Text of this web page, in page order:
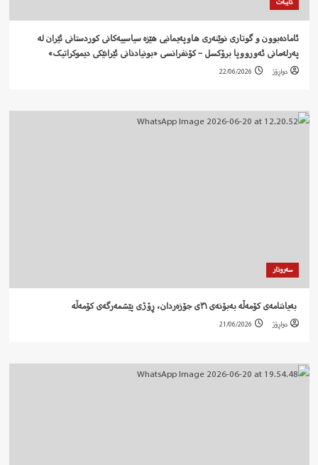
ئامادەبوون و گوتاری نوێنەری هاوپەیمانیی هێزە سیاسییەکانی کوردستانی ئێران لە
پەرلەمانی ئەورووپا برۆکسل – کۆنفرانسی «بونیادنانی ئێرانێکی دیموکراتیک»
دواڕۆژ 22/06/2026
سەروتار
‍ بەیاننامەی کۆمەڵە بەبۆنەی ٣١ی جۆزەردان، ڕۆژی پێشمەرگەی کۆمەڵە
دواڕۆژ 21/06/2026